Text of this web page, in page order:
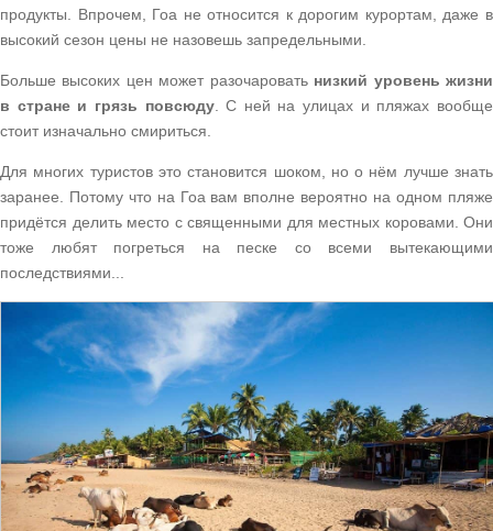
продукты. Впрочем, Гоа не относится к дорогим курортам, даже в
высокий сезон цены не назовешь запредельными.
Больше высоких цен может разочароватьнизкий уровень жизни
в стране и грязь повсюду. С ней на улицах и пляжах вообще
стоит изначально смириться.
Для многих туристов это становится шоком, но о нём лучше знать
заранее. Потому что на Гоа вам вполне вероятно на одном пляже
придётся делить место с священными для местных коровами. Они
тоже любят погреться на песке со всеми вытекающими
последствиями...